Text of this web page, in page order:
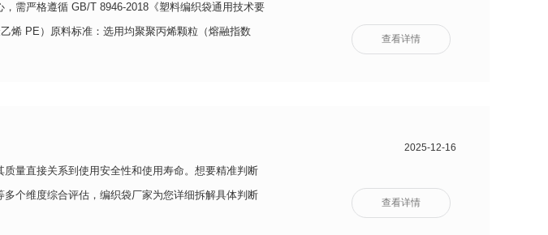
需严格遵循 GB/T 8946-2018《塑料编织袋通用技术要
烯 PE）原料标准：选用均聚聚丙烯颗粒（熔融指数
查看详情
量直接关系到使用安全性和使用寿命。想要精准判断
个维度综合评估，编织袋厂家为您详细拆解具体判断
2025-12-16
查看详情